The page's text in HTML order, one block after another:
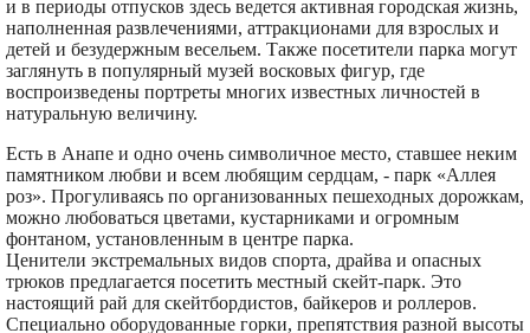
и в периоды отпусков здесь ведется активная городская жизнь,
наполненная развлечениями, аттракционами для взрослых и
детей и безудержным весельем. Также посетители парка могут
заглянуть в популярный музей восковых фигур, где
воспроизведены портреты многих известных личностей в
натуральную величину.
Есть в Анапе и одно очень символичное место, ставшее неким
памятником любви и всем любящим сердцам, - парк «Аллея
роз». Прогуливаясь по организованных пешеходных дорожкам,
можно любоваться цветами, кустарниками и огромным
фонтаном, установленным в центре парка.
Ценители экстремальных видов спорта, драйва и опасных
трюков предлагается посетить местный скейт-парк. Это
настоящий рай для скейтбордистов, байкеров и роллеров.
Специально оборудованные горки, препятствия разной высоты